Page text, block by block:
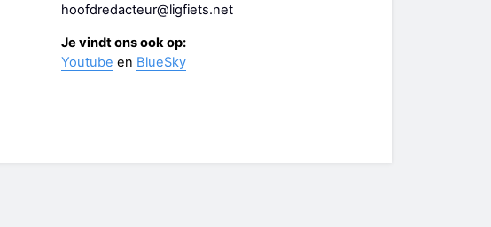
hoofdredacteur@ligfiets.net
Je vindt ons ook op:
Youtube en BlueSky